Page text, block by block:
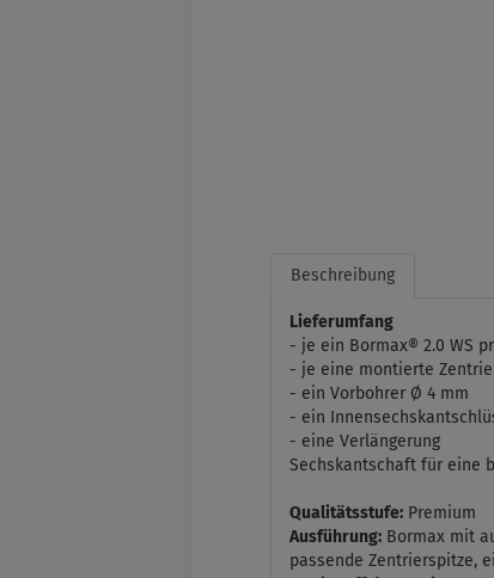
Beschreibung
Lieferumfang
- je ein Bormax® 2.0 WS
- je eine montierte
- ein Vorbohrer Ø 4 mm
- ein
- eine Verlängerung
Sechskantschaft für eine
Qualitätsstufe: Premium
Ausführung: Bormax mit
passende Zentrierspitze,